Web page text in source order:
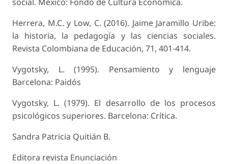
Herrera, M.C. y Low, C. (2016). Jaime Jaramillo Uribe:
la historia, la pedagogía y las ciencias sociales.
Revista Colombiana de Educación, 71, 401-414.
Vygotsky, L. (1995). Pensamiento y lenguaje
Barcelona: Paidós
Vygotsky, L. (1979). El desarrollo de los procesos
psicológicos superiores. Barcelona: Crítica.
Sandra Patricia Quitián B.
Editora revista Enunciación